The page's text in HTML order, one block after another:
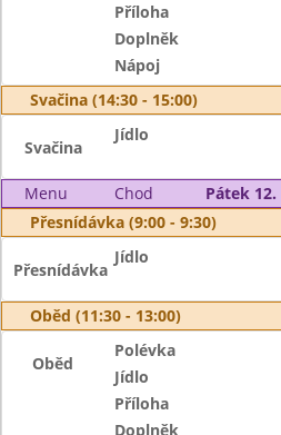
Příloha
Doplněk
Nápoj
Svačina (14:30 - 15:00)
Svačina
Jídlo
Menu Chod
Pátek 12.
Přesnídávka (9:00 - 9:30)
Přesnídávka
Jídlo
Oběd (11:30 - 13:00)
Oběd
Polévka
Jídlo
Příloha
Doplněk